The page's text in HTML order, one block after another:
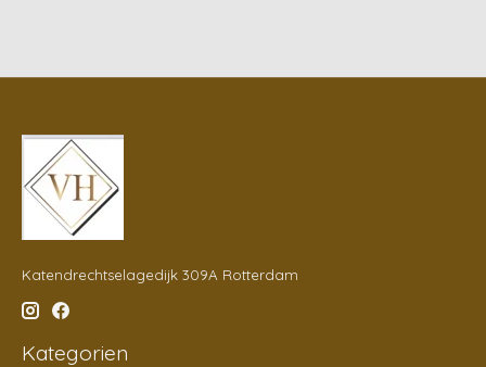
Katendrechtselagedijk 309A Rotterdam
Kategorien